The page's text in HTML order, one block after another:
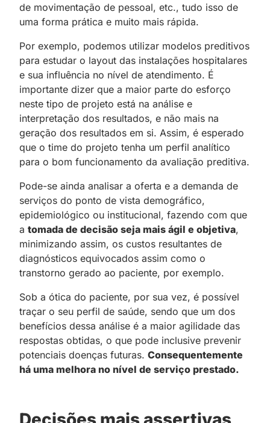
de movimentação de pessoal, etc., tudo isso de
uma forma prática e muito mais rápida.
Por exemplo, podemos utilizar modelos preditivos
para estudar o layout das instalações hospitalares
e sua influência no nível de atendimento. É
importante dizer que a maior parte do esforço
neste tipo de projeto está na análise e
interpretação dos resultados, e não mais na
geração dos resultados em si. Assim, é esperado
que o time do projeto tenha um perfil analítico
para o bom funcionamento da avaliação preditiva.
Pode-se ainda analisar a oferta e a demanda de
serviços do ponto de vista demográfico,
epidemiológico ou institucional, fazendo com que
a tomada de decisão seja mais ágil e objetiva,
minimizando assim, os custos resultantes de
diagnósticos equivocados assim como o
transtorno gerado ao paciente, por exemplo.
Sob a ótica do paciente, por sua vez, é possível
traçar o seu perfil de saúde, sendo que um dos
benefícios dessa análise é a maior agilidade das
respostas obtidas, o que pode inclusive prevenir
potenciais doenças futuras. Consequentemente
há uma melhora no nível de serviço prestado.